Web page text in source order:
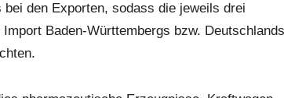
den Exporten, sodass die jeweils drei
Baden-Württembergs bzw. Deutschlands